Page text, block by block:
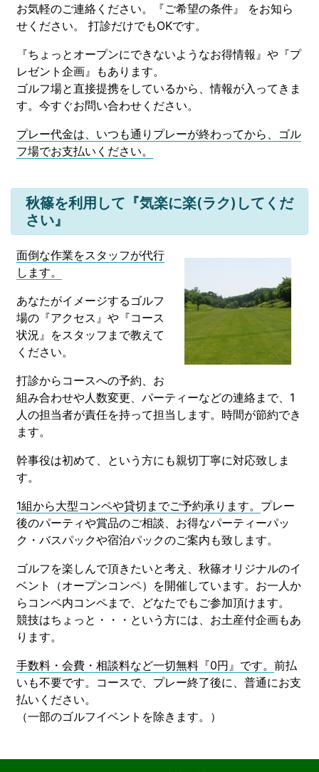
お気軽のご連絡ください。『ご希望の条件』 をお知ら
せください。 打診だけでもOKです。
『ちょっとオープンにできないようなお得情報』や『プ
レゼント企画』もあります。
ゴルフ場と直接提携をしているから、情報が入ってきま
す。今すぐお問い合わせください。
プレー代金は、いつも通りプレーが終わってから、ゴル
フ場でお支払いください。
秋篠を利用して『気楽に楽(ラク)してくだ
さい』
面倒な作業をスタッフが代行
します。
あなたがイメージするゴルフ
場の『アクセス』や『コース
状況』をスタッフまで教えて
ください。
打診からコースへの予約、お
組み合わせや人数変更、パーティーなどの連絡まで、1
人の担当者が責任を持って担当します。時間が節約でき
ます。
幹事役は初めて、という方にも親切丁寧に対応致しま
す。
1組から大型コンペや貸切までご予約承ります。 プレー
後のパーティや賞品のご相談、お得なパーティーパッ
ク・バスパックや宿泊パックのご案内も致します。
ゴルフを楽しんで頂きたいと考え、秋篠オリジナルのイ
ベント（オープンコンペ）を開催しています。お一人か
らコンペ内コンペまで、どなたでもご参加頂けます。
競技はちょっと・・・という方には、お土産付企画もあ
ります。
手数料・会費・相談料など一切無料『0円』です。 前払
いも不要です。コースで、プレー終了後に、普通にお支
払いください。
（一部のゴルフイベントを除きます。）